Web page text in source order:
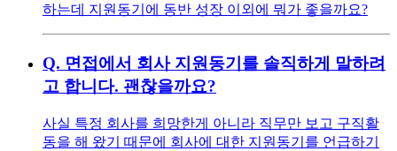
하는데 지원동기에 동반 성장 이외에 뭐가 좋을까요?
Q. 면접에서 회사 지원동기를 솔직하게 말하려
고 합니다. 괜찮을까요?
사실 특정 회사를 희망한게 아니라 직무만 보고 구직활
동을 해 왔기 때문에 회사에 대한 지원동기를 언급하기